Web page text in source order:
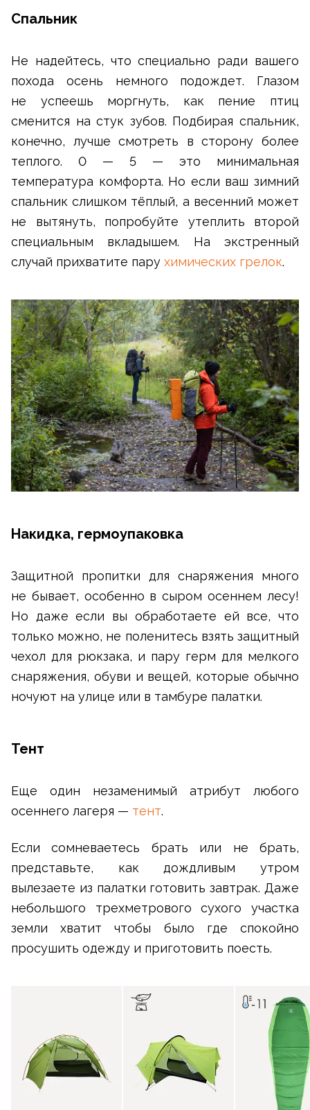
Спальник
Не надейтесь, что специально ради вашего
похода осень немного подождет. Глазом
не успеешь моргнуть, как пение птиц
сменится на стук зубов. Подбирая спальник,
конечно, лучше смотреть в сторону более
теплого. 0 — 5 — это минимальная
температура комфорта. Но если ваш зимний
спальник слишком тёплый, а весенний может
не вытянуть, попробуйте утеплить второй
специальным вкладышем. На экстренный
случай прихватите пару химических грелок.
Накидка, гермоупаковка
Защитной пропитки для снаряжения много
не бывает, особенно в сыром осеннем лесу!
Но даже если вы обработаете ей все, что
только можно, не поленитесь взять защитный
чехол для рюкзака, и пару герм для мелкого
снаряжения, обуви и вещей, которые обычно
ночуют на улице или в тамбуре палатки.
Тент
Еще один незаменимый атрибут любого
осеннего лагеря — тент.
Если сомневаетесь брать или не брать,
представьте, как дождливым утром
вылезаете из палатки готовить завтрак. Даже
небольшого трехметрового сухого участка
земли хватит чтобы было где спокойно
просушить одежду и приготовить поесть.